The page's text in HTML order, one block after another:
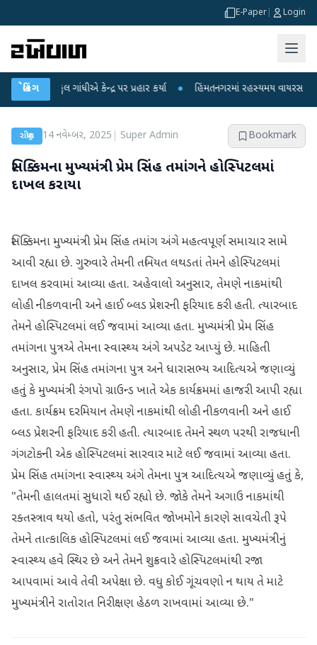
E-Paper Login
બ્રેકિંગ
રાહુલ ગાંધીએ કેન્દ્ર પર પ્રહાર કર્યા ● હિંમતનગરમાં રહસ્યમય વાયરસ કે ચાંદીપુરા?
રાષ્ટ્રીય 14 નવેમ્બર, 2025 Super Admin Bookmark
સિક્કિમના મુખ્યમંત્રી પ્રેમ સિંહ તમાંગને હોસ્પિટલમાં
દાખલ કરાયા
સિક્કિમના મુખ્યમંત્રી પ્રેમ સિંહ તમાંગ અંગે મહત્વપૂર્ણ સમાચાર સામે
આવી રહ્યા છે. ગુરુવારે તેમની તબિયત લથડતાં તેમને હોસ્પિટલમાં
દાખલ કરવામાં આવ્યા હતા. અહેવાલો અનુસાર, તેમણે નાકમાંથી
લોહી નીકળવાની અને હાઈ બ્લડ પ્રેશરની ફરિયાદ કરી હતી. ત્યારબાદ
તેમને હોસ્પિટલમાં લઈ જવામાં આવ્યા હતા. મુખ્યમંત્રી પ્રેમ સિંહ
તમાંગના પુત્રએ તેમના સ્વાસ્થ્ય અંગે અપડેટ આપ્યું છે. માહિતી
અનુસાર, પ્રેમ સિંહ તમાંગના પુત્ર અને ધારાસભ્ય આદિત્યએ જણાવ્યું
હતું કે મુખ્યમંત્રી રંગપો ગ્રાઉન્ડ ખાતે એક કાર્યક્રમમાં હાજરી આપી રહ્યા
હતા. કાર્યક્રમ દરમિયાન તેમણે નાકમાંથી લોહી નીકળવાની અને હાઈ
બ્લડ પ્રેશરની ફરિયાદ કરી હતી. ત્યારબાદ તેમને સ્થળ પરથી રાજધાની
ગંગટોકની એક હોસ્પિટલમાં સારવાર માટે લઈ જવામાં આવ્યા હતા.
પ્રેમ સિંહ તમાંગના સ્વાસ્થ્ય અંગે તેમના પુત્ર આદિત્યએ જણાવ્યું હતું કે,
"તેમની હાલતમાં સુધારો થઈ રહ્યો છે. જોકે તેમને અગાઉ નાકમાંથી
રક્તસ્ત્રાવ થયો હતો, પરંતુ સંભવિત જોખમોને કારણે સાવચેતી રૂપે
તેમને તાત્કાલિક હોસ્પિટલમાં લઈ જવામાં આવ્યા હતા. મુખ્યમંત્રીનું
સ્વાસ્થ્ય હવે સ્થિર છે અને તેમને શુક્રવારે હોસ્પિટલમાંથી રજા
આપવામાં આવે તેવી અપેક્ષા છે. વધુ કોઈ ગૂંચવણો ન થાય તે માટે
મુખ્યમંત્રીને રાતોરાત નિરીક્ષણ હેઠળ રાખવામાં આવ્યા છે."